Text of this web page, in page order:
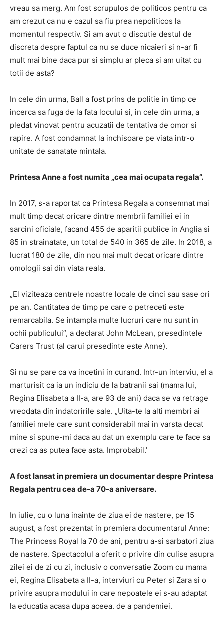
vreau sa merg. Am fost scrupulos de politicos pentru ca
am crezut ca nu e cazul sa fiu prea nepoliticos la
momentul respectiv. Si am avut o discutie destul de
discreta despre faptul ca nu se duce nicaieri si n-ar fi
mult mai bine daca pur si simplu ar pleca si am uitat cu
totii de asta?
In cele din urma, Ball a fost prins de politie in timp ce
incerca sa fuga de la fata locului si, in cele din urma, a
pledat vinovat pentru acuzatii de tentativa de omor si
rapire. A fost condamnat la inchisoare pe viata intr-o
unitate de sanatate mintala.
Printesa Anne a fost numita „cea mai ocupata regala”.
In 2017, s-a raportat ca Printesa Regala a consemnat mai
mult timp decat oricare dintre membrii familiei ei in
sarcini oficiale, facand 455 de aparitii publice in Anglia si
85 in strainatate, un total de 540 in 365 de zile. In 2018, a
lucrat 180 de zile, din nou mai mult decat oricare dintre
omologii sai din viata reala.
„El viziteaza centrele noastre locale de cinci sau sase ori
pe an. Cantitatea de timp pe care o petreceti este
remarcabila. Se intampla multe lucruri care nu sunt in
ochii publicului”, a declarat John McLean, presedintele
Carers Trust (al carui presedinte este Anne).
Si nu se pare ca va incetini in curand. Intr-un interviu, el a
marturisit ca ia un indiciu de la batranii sai (mama lui,
Regina Elisabeta a II-a, are 93 de ani) daca se va retrage
vreodata din indatoririle sale. „Uita-te la alti membri ai
familiei mele care sunt considerabil mai in varsta decat
mine si spune-mi daca au dat un exemplu care te face sa
crezi ca as putea face asta. Improbabil.’
A fost lansat in premiera un documentar despre Printesa
Regala pentru cea de-a 70-a aniversare.
In iulie, cu o luna inainte de ziua ei de nastere, pe 15
august, a fost prezentat in premiera documentarul Anne:
The Princess Royal la 70 de ani, pentru a-si sarbatori ziua
de nastere. Spectacolul a oferit o privire din culise asupra
zilei ei de zi cu zi, inclusiv o conversatie Zoom cu mama
ei, Regina Elisabeta a II-a, interviuri cu Peter si Zara si o
privire asupra modului in care nepoatele ei s-au adaptat
la educatia acasa dupa aceea. de a pandemiei.